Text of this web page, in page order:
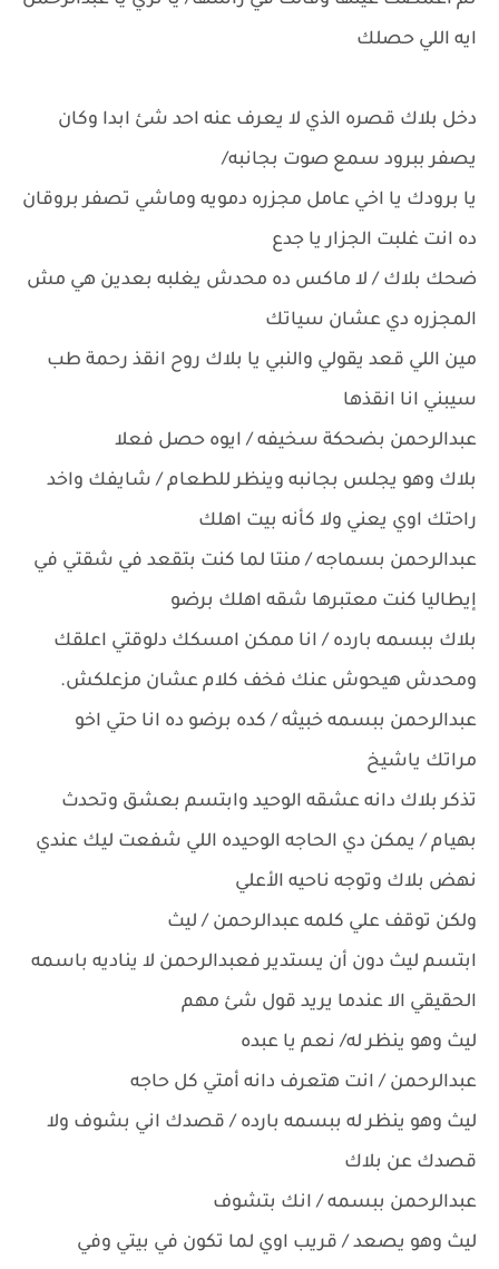
ايه اللي حصلك
دخل بلاك قصره الذي لا يعرف عنه احد شئ ابدا وكان
يصفر ببرود سمع صوت بجانبه/
يا برودك يا اخي عامل مجزره دمويه وماشي تصفر بروقان
ده انت غلبت الجزار يا جدع
ضحك بلاك / لا ماكس ده محدش يغلبه بعدين هي مش
المجزره دي عشان سياتك
مين اللي قعد يقولي والنبي يا بلاك روح انقذ رحمة طب
سيبني انا انقذها
عبدالرحمن بضحكة سخيفه / ايوه حصل فعلا
بلاك وهو يجلس بجانبه وينظر للطعام / شايفك واخد
راحتك اوي يعني ولا كأنه بيت اهلك
عبدالرحمن بسماجه / منتا لما كنت بتقعد في شقتي في
إيطاليا كنت معتبرها شقه اهلك برضو
بلاك ببسمه بارده / انا ممكن امسكك دلوقتي اعلقك
ومحدش هيحوش عنك فخف كلام عشان مزعلكش.
عبدالرحمن ببسمه خبيثه / كده برضو ده انا حتي اخو
مراتك ياشيخ
تذكر بلاك دانه عشقه الوحيد وابتسم بعشق وتحدث
بهيام / يمكن دي الحاجه الوحيده اللي شفعت ليك عندي
نهض بلاك وتوجه ناحيه الأعلي
ولكن توقف علي كلمه عبدالرحمن / ليث
ابتسم ليث دون أن يستدير فعبدالرحمن لا يناديه باسمه
الحقيقي الا عندما يريد قول شئ مهم
ليث وهو ينظر له/ نعم يا عبده
عبدالرحمن / انت هتعرف دانه أمتي كل حاجه
ليث وهو ينظر له ببسمه بارده / قصدك اني بشوف ولا
قصدك عن بلاك
عبدالرحمن ببسمه / انك بتشوف
ليث وهو يصعد / قريب اوي لما تكون في بيتي وفي